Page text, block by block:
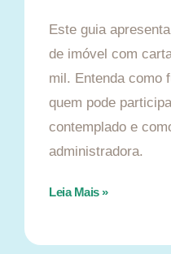
Este guia
de imóvel com
mil. Entenda como
quem pode
contemplado e
administradora.
Leia Mais »